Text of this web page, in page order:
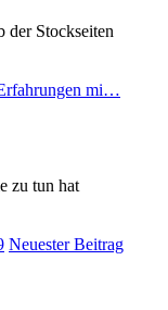
der Stockseiten
mi…
zu tun hat
Neuester Beitrag